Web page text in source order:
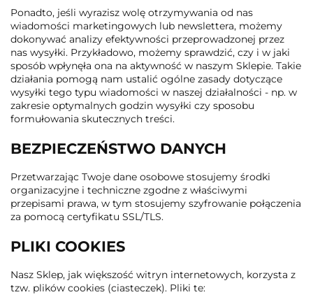
Ponadto, jeśli wyrazisz wolę otrzymywania od nas
wiadomości marketingowych lub newslettera, możemy
dokonywać analizy efektywności przeprowadzonej przez
nas wysyłki. Przykładowo, możemy sprawdzić, czy i w jaki
sposób wpłynęła ona na aktywność w naszym Sklepie. Takie
działania pomogą nam ustalić ogólne zasady dotyczące
wysyłki tego typu wiadomości w naszej działalności - np. w
zakresie optymalnych godzin wysyłki czy sposobu
formułowania skutecznych treści.
BEZPIECZEŃSTWO DANYCH
Przetwarzając Twoje dane osobowe stosujemy środki
organizacyjne i techniczne zgodne z właściwymi
przepisami prawa, w tym stosujemy szyfrowanie połączenia
za pomocą certyfikatu SSL/TLS.
PLIKI COOKIES
Nasz Sklep, jak większość witryn internetowych, korzysta z
tzw. plików cookies (ciasteczek). Pliki te: